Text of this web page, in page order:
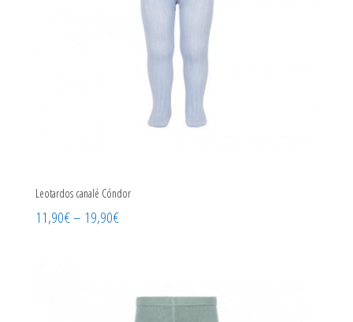
Leotardos canalé Cóndor
11,90€– 19,90€